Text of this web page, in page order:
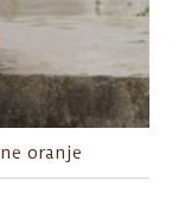
oranje